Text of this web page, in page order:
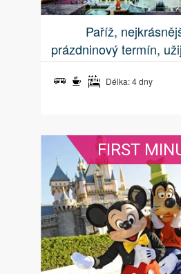
Paříž,
prázdninový termín,
Paříži
Délka: 4 dny
FIRST